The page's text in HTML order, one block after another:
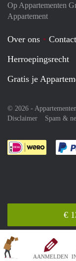
AANMELDEN
Op Appartementen
Appartement
Over ons Contact
Herroepingsrecht
Gratis je
© 2026 -
Disclaimer
Spam &